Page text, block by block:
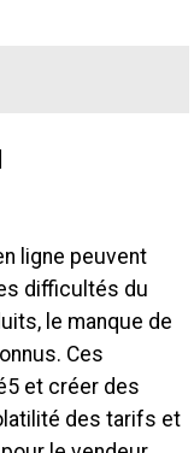
ligne peuvent
difficultés du
le manque de
Ces
et créer des
des tarifs et